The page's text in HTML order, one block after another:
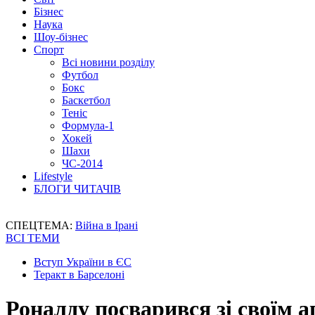
Бізнес
Наука
Шоу-бізнес
Спорт
Всі новини розділу
Футбол
Бокс
Баскетбол
Теніс
Формула-1
Хокей
Шахи
ЧС-2014
Lifestyle
БЛОГИ ЧИТАЧІВ
СПЕЦТЕМА: Війна в Ірані
ВСІ ТЕМИ
Вступ України в ЄС
Теракт в Барселоні
Роналду посварився зі своїм